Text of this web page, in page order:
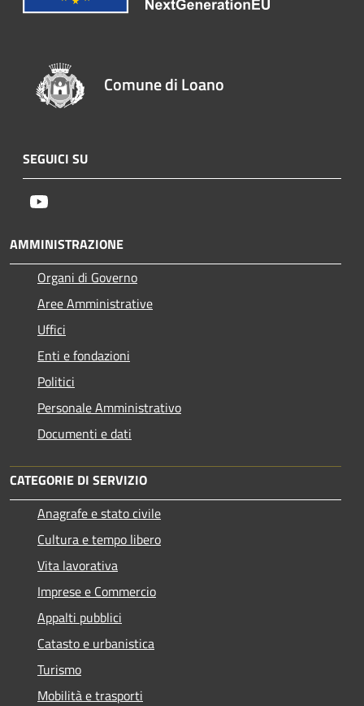
Comune di Loano
SEGUICI SU
AMMINISTRAZIONE
Organi di Governo
Aree Amministrative
Uffici
Enti e fondazioni
Politici
Personale Amministrativo
Documenti e dati
CATEGORIE DI SERVIZIO
Anagrafe e stato civile
Cultura e tempo libero
Vita lavorativa
Imprese e Commercio
Appalti pubblici
Catasto e urbanistica
Turismo
Mobilità e trasporti